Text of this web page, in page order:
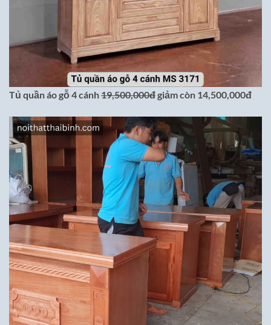
Tủ quần áo gỗ 4 cánh19,500,000đgiảm còn 14,500,000đ